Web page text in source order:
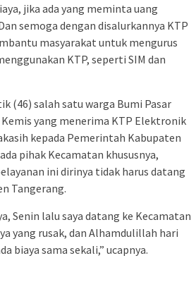
jika ada yang meminta uang
semoga dengan disalurkannya KTP
masyarakat untuk mengurus
KTP, seperti SIM dan
(46) salah satu warga Bumi Pasar
Kemis yang menerima KTP Elektronik
kepada Pemerintah Kabupaten
pihak Kecamatan khususnya,
ini dirinya tidak harus datang
Tangerang.
Senin lalu saya datang ke Kecamatan
yang rusak, dan Alhamdulillah hari
biaya sama sekali,” ucapnya.